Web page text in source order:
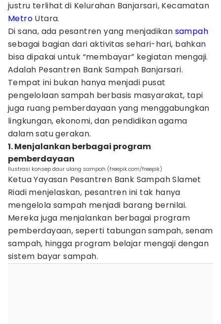
justru terlihat di Kelurahan Banjarsari, Kecamatan
Metro Utara.
Di sana, ada pesantren yang menjadikan sampah
sebagai bagian dari aktivitas sehari-hari, bahkan
bisa dipakai untuk “membayar” kegiatan mengaji.
Adalah Pesantren Bank Sampah Banjarsari.
Tempat ini bukan hanya menjadi pusat
pengelolaan sampah berbasis masyarakat, tapi
juga ruang pemberdayaan yang menggabungkan
lingkungan, ekonomi, dan pendidikan agama
dalam satu gerakan.
1. Menjalankan berbagai program
pemberdayaan
Ilustrasi konsep daur ulang sampah (freepik.com/freepik)
Ketua Yayasan Pesantren Bank Sampah Slamet
Riadi menjelaskan, pesantren ini tak hanya
mengelola sampah menjadi barang bernilai.
Mereka juga menjalankan berbagai program
pemberdayaan, seperti tabungan sampah, senam
sampah, hingga program belajar mengaji dengan
sistem bayar sampah.